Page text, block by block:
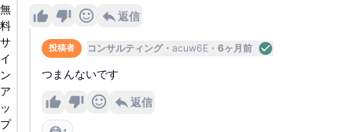
無
料
サ
イ
ン
ア
ッ
プ
返信
投稿者 コンサルティング acuw6E 6ヶ月前
つまんないです
返信